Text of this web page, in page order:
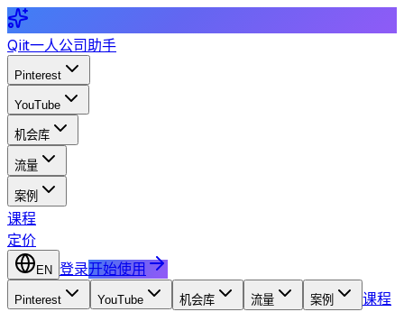
Qiit一人公司助手
Pinterest
YouTube
机会库
流量
案例
课程
定价
EN 登录开始使用
Pinterest YouTube 机会库 流量 案例
课程